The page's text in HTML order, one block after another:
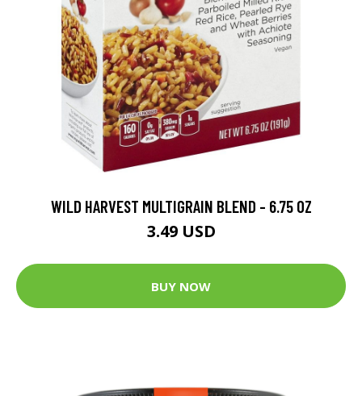
WILD HARVEST MULTIGRAIN BLEND - 6.75 OZ
3.49 USD
BUY NOW